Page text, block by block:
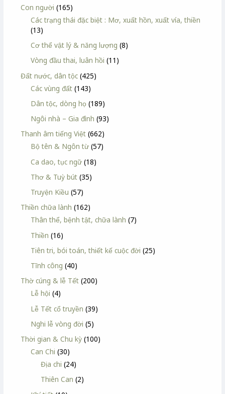
Con người (165)
Các trạng thái đặc biệt : Mơ, xuất hồn, xuất vía, thiền
(13)
Cơ thể vật lý & năng lượng (8)
Vòng đầu thai, luân hồi (11)
Đất nước, dân tộc (425)
Các vùng đất (143)
Dân tộc, dòng họ (189)
Ngôi nhà – Gia đình (93)
Thanh âm tiếng Việt (662)
Bộ tên & Ngôn từ (57)
Ca dao, tục ngữ (18)
Thơ & Tuỳ bút (35)
Truyện Kiều (57)
Thiền chữa lành (162)
Thân thể, bệnh tật, chữa lành (7)
Thiền (16)
Tiên tri, bói toán, thiết kế cuộc đời (25)
Tĩnh công (40)
Thờ cúng & lễ Tết (200)
Lễ hội (4)
Lễ Tết cổ truyền (39)
Nghi lễ vòng đời (5)
Thời gian & Chu kỳ (100)
Can Chi (30)
Địa chi (24)
Thiên Can (2)